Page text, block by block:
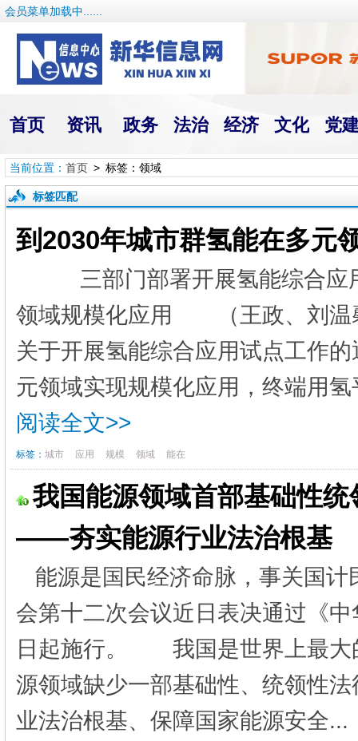
会员菜单加载中......
首页 资讯 政务 法治 经济 文化 党
当前位置： 首页> 标签：领域
标签匹配
到2030年城市群氢能在多元
三部门部署开展氢能综合
领域规模化应用 （王政、刘温
关于开展氢能综合应用试点工作
元领域实现规模化应用，终端用
阅读全文>>
标签： 城市 应用 规模 领域 能在
我国能源领域首部基础性
——夯实能源行业法治根基
能源是国民经济命脉，事关国
会第十二次会议近日表决通过《
日起施行。 我国是世界上最大
源领域缺少一部基础性、统领性
业法治根基、保障国家能源安全